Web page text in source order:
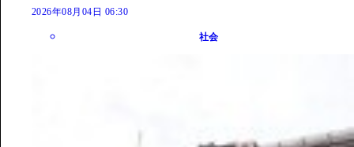
2026年08月04日 06:30
社会